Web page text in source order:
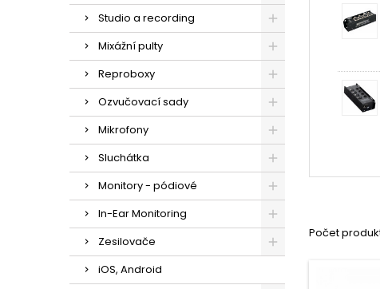
Studio a recording
Mixážní pulty
Reproboxy
Ozvučovací sady
Mikrofony
Sluchátka
Monitory - pódiové
In-Ear Monitoring
Zesilovače
iOS, Android
Počet